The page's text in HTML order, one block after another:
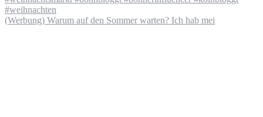
(Werbung) Warum auf den Sommer warten? Ich hab mei